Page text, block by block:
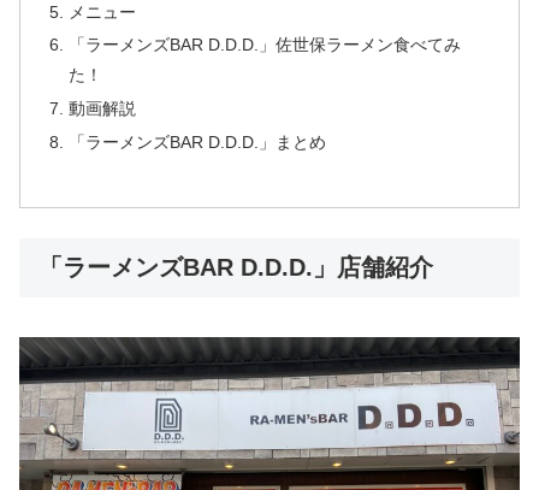
メニュー
「ラーメンズBAR D.D.D.」佐世保ラーメン食べてみ
た！
動画解説
「ラーメンズBAR D.D.D.」まとめ
「ラーメンズBAR D.D.D.」店舗紹介